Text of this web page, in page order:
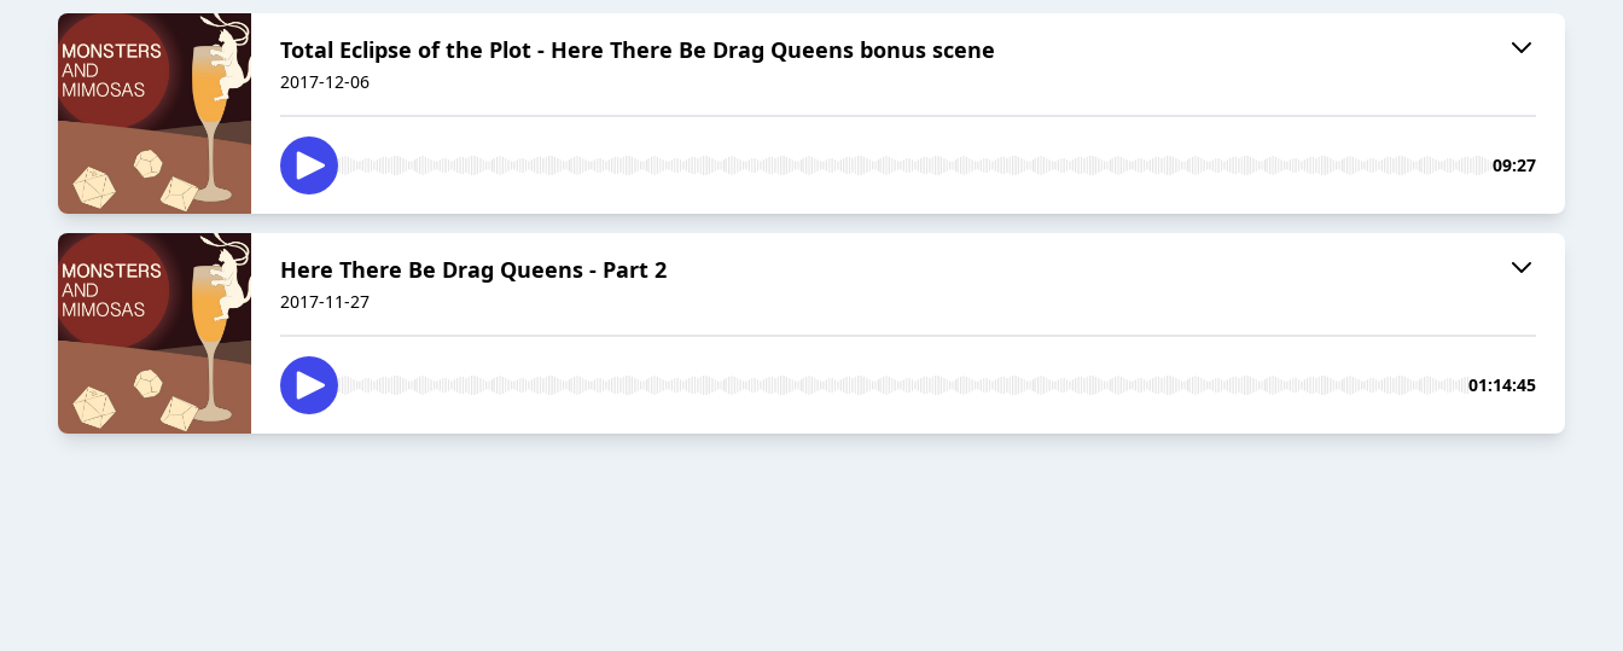
Total Eclipse of the Plot - Here There Be Drag Queens bonus scene
2017-12-06
09:27
Here There Be Drag Queens - Part 2
2017-11-27
01:14:45